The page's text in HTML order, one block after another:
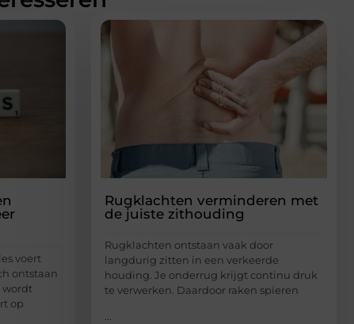
voert
ontstaan
wordt
op
Rugklachten verminderen met
de juiste zithouding
Rugklachten ontstaan vaak door
langdurig zitten in een verkeerde
houding. Je onderrug krijgt continu druk
te verwerken. Daardoor raken spieren
...